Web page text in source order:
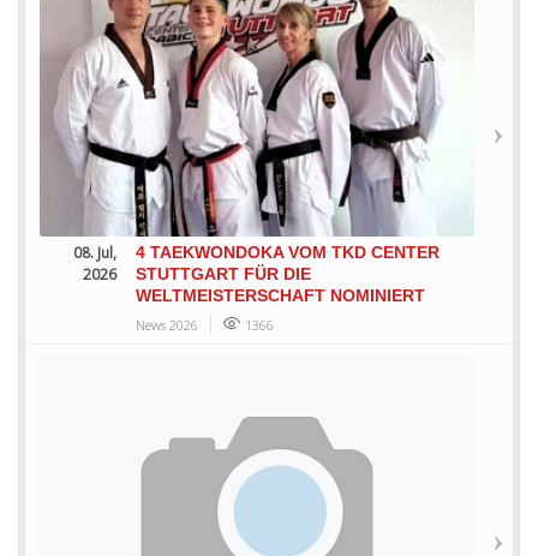
08. Jul,
2026
4 TAEKWONDOKA VOM TKD CENTER
STUTTGART FÜR DIE
WELTMEISTERSCHAFT NOMINIERT
News 2026 1366